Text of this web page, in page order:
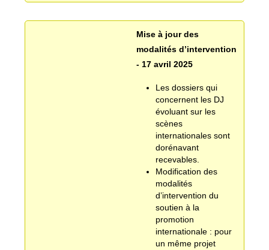
Mise à jour des
modalités d’intervention
- 17 avril 2025
Les dossiers qui
concernent les DJ
évoluant sur les
scènes
internationales sont
dorénavant
recevables.
Modification des
modalités
d’intervention du
soutien à la
promotion
internationale : pour
un même projet